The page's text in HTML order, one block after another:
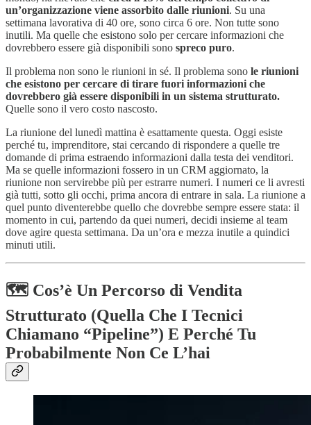
un’organizzazione viene assorbito dalle riunioni. Su una
settimana lavorativa di 40 ore, sono circa 6 ore. Non tutte sono
inutili. Ma quelle che esistono solo per cercare informazioni che
dovrebbero essere già disponibili sono spreco puro.
Il problema non sono le riunioni in sé. Il problema sono le riunioni
che esistono per cercare di tirare fuori informazioni che
dovrebbero già essere disponibili in un sistema strutturato.
Quelle sono il vero costo nascosto.
La riunione del lunedì mattina è esattamente questa. Oggi esiste
perché tu, imprenditore, stai cercando di rispondere a quelle tre
domande di prima estraendo informazioni dalla testa dei venditori.
Ma se quelle informazioni fossero in un CRM aggiornato, la
riunione non servirebbe più per estrarre numeri. I numeri ce li avresti
già tutti, sotto gli occhi, prima ancora di entrare in sala. La riunione a
quel punto diventerebbe quello che dovrebbe sempre essere stata: il
momento in cui, partendo da quei numeri, decidi insieme al team
dove agire questa settimana. Da un’ora e mezza inutile a quindici
minuti utili.
🗺️ Cos’è Un Percorso di Vendita
Strutturato (Quella Che I Tecnici
Chiamano “Pipeline”) E Perché Tu
Probabilmente Non Ce L’hai